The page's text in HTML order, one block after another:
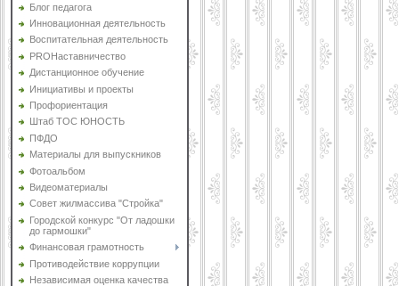
Блог педагога
Инновационная деятельность
Воспитательная деятельность
PROНаставничество
Дистанционное обучение
Инициативы и проекты
Профориентация
Штаб ТОС ЮНОСТЬ
ПФДО
Материалы для выпускников
Фотоальбом
Видеоматериалы
Совет жилмассива "Стройка"
Городской конкурс "От ладошки
до гармошки"
Финансовая грамотность
Противодействие коррупции
Независимая оценка качества